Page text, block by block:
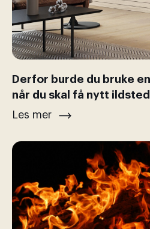
Derfor burde du bruke
når du skal få nytt ildsted
Les mer